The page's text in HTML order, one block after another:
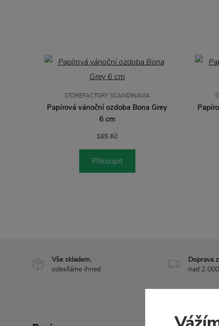
Vše skladem,
odesíláme ihned
Doprava
nad 2
STOREFACTORY SCANDINAVIA
Papírová vánoční ozdoba Bona Grey
6 cm
165 Kč
Přikoupit